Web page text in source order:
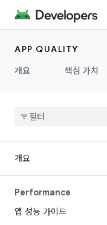
APP QUALITY
개요
핵심 가치
개요
Performance
앱 성능 가이드